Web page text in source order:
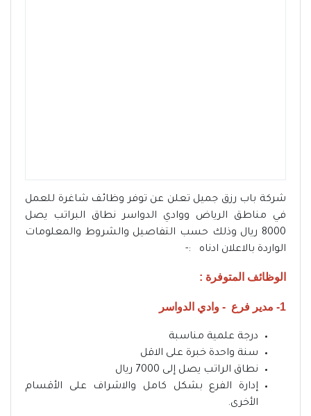
شركة باب رزق جميل تعلن عن توفر وظائف شاغرة للعمل
في مناطق الرياض ووادي الدواسر نطاق البراتب يصل
8000 ريال وذلك حسب التفاصيل والشروط والمعلومات
الواردة بالاعلان ادناه :-
الوظائف المتوفرة :
1- مدير فرع - وادي الدواسر
درجة علمية مناسبة
سنة واحدة خبرة على الاقل
نطاق الراتب يصل إلى 7000 ريال
إدارة الفرع بشكل كامل والاشراف على الأقسام
الأخرى.